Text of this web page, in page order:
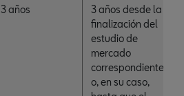
3 años
3 años desde la
finalización del
estudio de
mercado
correspondiente
o, en su caso,